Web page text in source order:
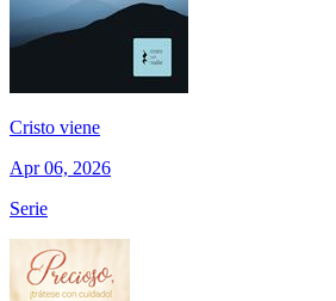
Cristo viene
Apr 06, 2026
Serie